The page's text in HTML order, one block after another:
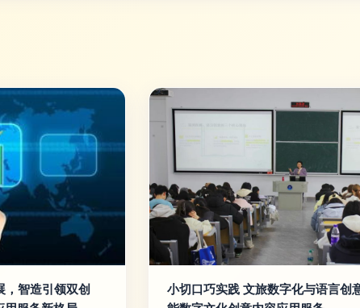
，智造引领双创
小切口巧实践 文旅数字化与语言创